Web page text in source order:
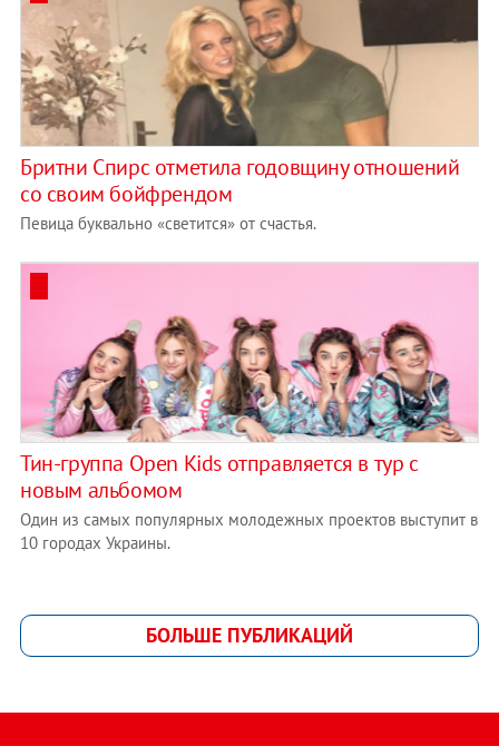
Бритни Спирс отметила годовщину отношений
со своим бойфрендом
Певица буквально «светится» от счастья.
​Тин-группа Open Kids отправляется в тур с
новым альбомом
Один из самых популярных молодежных проектов выступит в
10 городах Украины.
БОЛЬШЕ ПУБЛИКАЦИЙ